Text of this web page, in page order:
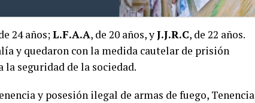
24 años;L.F.A.A, de 20 años, yJ.J.R.C, de 22 años.
y quedaron con la medida cautelar de prisión
seguridad de la sociedad.
y posesión ilegal de armas de fuego, Tenencia